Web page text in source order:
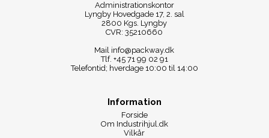
Administrationskontor
Lyngby Hovedgade 17, 2. sal
2800 Kgs. Lyngby
CVR: 35210660
Mail info@packway.dk
Tlf. +45 71 99 02 91
Telefontid; hverdage 10:00 til 14:00
Information
Forside
Om Industrihjul.dk
Vilkår